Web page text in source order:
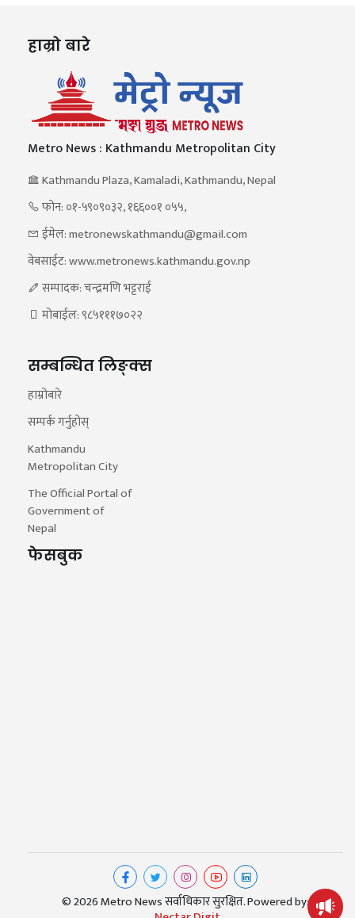
हाम्रो बारे
Metro News : Kathmandu Metropolitan City
Kathmandu Plaza, Kamaladi, Kathmandu, Nepal
फोन: ०१-५९०९०३२, १६६००१ ०५५,
ईमेल: metronewskathmandu@gmail.com
वेबसाईट: www.metronews.kathmandu.gov.np
सम्पादक: चन्द्रमणि भट्टराई
मोबाईल: ९८५१११७०२२
सम्बन्धित लिङ्क्स
हाम्रोबारे
सम्पर्क गर्नुहोस्
Kathmandu
Metropolitan City
The Official Portal of
Government of
Nepal
फेसबुक
© 2026 Metro News सर्वाधिकार सुरक्षित. Powered by: